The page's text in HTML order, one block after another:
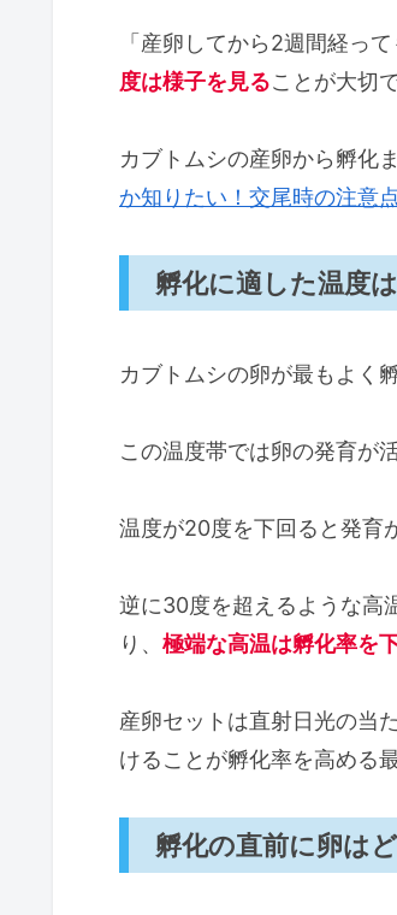
「産卵してから2週間経っ
度は様子を見ることが大切で
カブトムシの産卵から孵化
か知りたい！交尾時の注意
孵化に適した温度
カブトムシの卵が最もよく
この温度帯では卵の発育が
温度が20度を下回ると発育
逆に30度を超えるような高
り、 極端な高温は孵化率を
産卵セットは直射日光の当
けることが孵化率を高める
孵化の直前に卵は